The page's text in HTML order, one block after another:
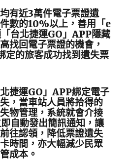
有近3萬件電子票證遺
數的10%以上，善用「e
台北捷運GO」APP隱藏
找回電子票證的機會，
定的旅客成功找到遺失票
捷運GO」APP綁定電子
，當車站人員將拾得的
物管理，系統就會介接
自動發出簡訊通知，讓
往認領，降低票證遺失
時間，亦大幅減少民眾
成本。